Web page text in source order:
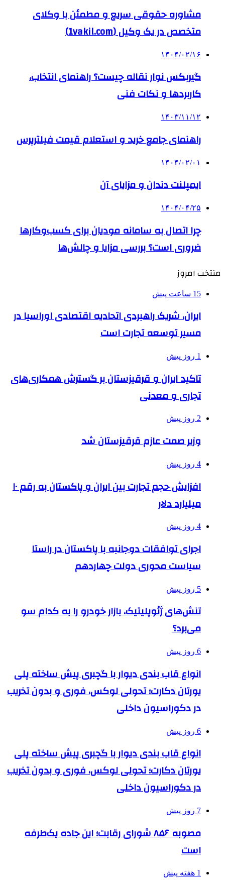
مشاوره حقوقی سریع و مطمئن با وکلای
متخصص در یک وکیل (1vakil.com)
۱۴۰۴/۰۲/۱۶
گیربکس نوار نقاله چیست؟ راهنمای انتخاب،
کاربردها و نکات فنی
۱۴۰۳/۱۱/۱۲
راهنمای جامع خرید و استعلام قیمت فیلترپرس
۱۴۰۴/۰۲/۰۱
ایمپلنت دندان و مزایای آن
۱۴۰۴/۰۴/۲۵
چرا اتصال به سامانه مودیان برای کسب‌وکارها
ضروری است؟ بررسی مزایا و چالش‌ها
منتخب امروز
15 ساعت پیش
ایران، شریک راهبردی اتحادیه اقتصادی اوراسیا در
مسیر توسعه تجارت است
1 روز پیش
تاکید ایران و قرقیزستان بر گسترش همکاری‌های
تجاری و معدنی
2 روز پیش
وزیر صمت عازم قرقیزستان شد
4 روز پیش
افزایش حجم تجارت بین ایران و پاکستان به رقم ۱۰
میلیارد دلار
4 روز پیش
اجرای توافقات دوجانبه با پاکستان در راستا
سیاست محوری دولت چهاردهم
5 روز پیش
تنش‌های ژئوپلیتیک، بازار خودرو را به کدام سو
می‌برد؟
6 روز پیش
انواع قاب بندی دیوار با گچبری پیش ساخته پلی
یورتان دکارت؛ تحولی لوکس، فوری و بدون تخریب
در دکوراسیون داخلی
6 روز پیش
انواع قاب بندی دیوار با گچبری پیش ساخته پلی
یورتان دکارت؛ تحولی لوکس، فوری و بدون تخریب
در دکوراسیون داخلی
7 روز پیش
مصوبه ۸۵۶ شورای رقابت؛ این جاده یک‌طرفه
است
1 هفته پیش